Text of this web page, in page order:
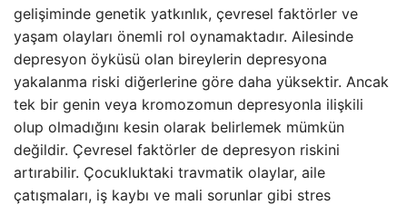
gelişiminde genetik yatkınlık, çevresel faktörler ve
yaşam olayları önemli rol oynamaktadır. Ailesinde
depresyon öyküsü olan bireylerin depresyona
yakalanma riski diğerlerine göre daha yüksektir. Ancak
tek bir genin veya kromozomun depresyonla ilişkili
olup olmadığını kesin olarak belirlemek mümkün
değildir. Çevresel faktörler de depresyon riskini
artırabilir. Çocukluktaki travmatik olaylar, aile
çatışmaları, iş kaybı ve mali sorunlar gibi stres